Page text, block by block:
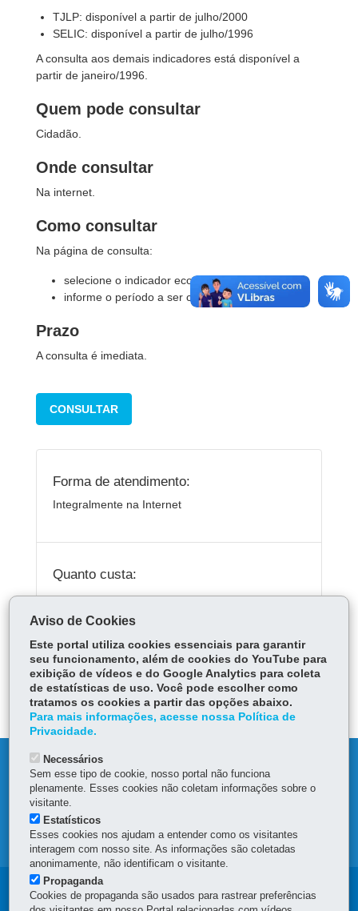
TJLP: disponível a partir de julho/2000
SELIC: disponível a partir de julho/1996
A consulta aos demais indicadores está disponível a
partir de janeiro/1996.
Quem pode consultar
Cidadão.
Onde consultar
Na internet.
Como consultar
Na página de consulta:
selecione o indicador econômico
informe o período a ser consultado
Prazo
A consulta é imediata.
CONSULTAR
Forma de atendimento:
Integralmente na Internet
Quanto custa:
ÓRGÃO RESPONSÁVEL
DEIXE SUA OPINIÃO
MAPA DO SITE
DENUNCIE CORRUPÇÃO
Navegação
Aviso de Cookies
Este portal utiliza cookies essenciais para garantir
seu funcionamento, além de cookies do YouTube para
exibição de vídeos e do Google Analytics para coleta
de estatísticas de uso. Você pode escolher como
tratamos os cookies a partir das opções abaixo.
Para mais informações, acesse nossa Política de
Privacidade.
Necessários
Sem esse tipo de cookie, nosso portal não funciona
plenamente. Esses cookies não coletam informações sobre o
visitante.
Estatísticos
Esses cookies nos ajudam a entender como os visitantes
interagem com nosso site. As informações são coletadas
anonimamente, não identificam o visitante.
Propaganda
Cookies de propaganda são usados para rastrear preferências